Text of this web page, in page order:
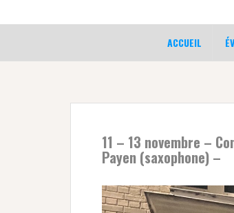
ACCUEIL
11 – 13 novembre –
Payen (saxophone) –